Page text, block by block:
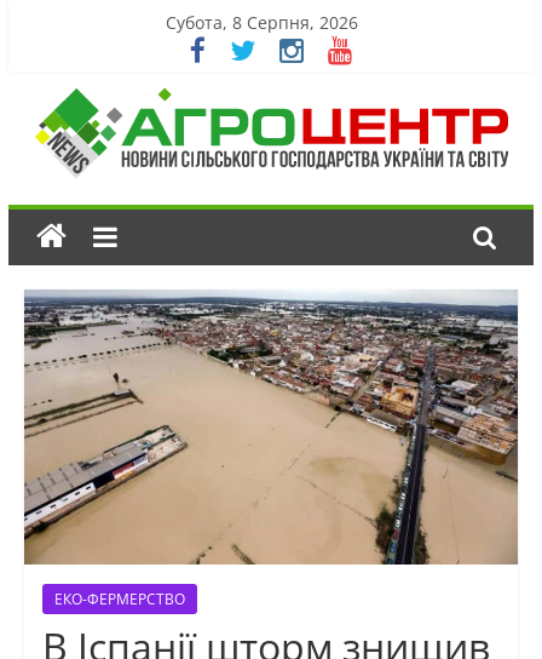
Субота, 8 Серпня, 2026
ЕКО-ФЕРМЕРСТВО
В Іспанії шторм знищив